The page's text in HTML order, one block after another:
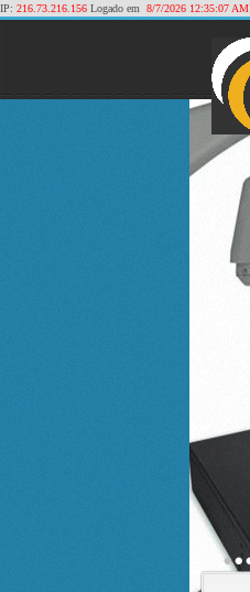
IP: 216.73.216.156 Logado em 8/7/2026 12:35:07 AM